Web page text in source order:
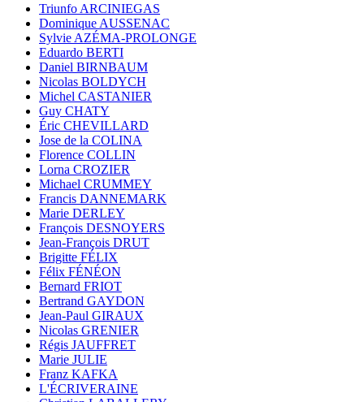
Triunfo ARCINIEGAS
Dominique AUSSENAC
Sylvie AZÉMA-PROLONGE
Eduardo BERTI
Daniel BIRNBAUM
Nicolas BOLDYCH
Michel CASTANIER
Guy CHATY
Éric CHEVILLARD
Jose de la COLINA
Florence COLLIN
Lorna CROZIER
Michael CRUMMEY
Francis DANNEMARK
Marie DERLEY
François DESNOYERS
Jean-François DRUT
Brigitte FÉLIX
Félix FÉNÉON
Bernard FRIOT
Bertrand GAYDON
Jean-Paul GIRAUX
Nicolas GRENIER
Régis JAUFFRET
Marie JULIE
Franz KAFKA
L'ÉCRIVERAINE